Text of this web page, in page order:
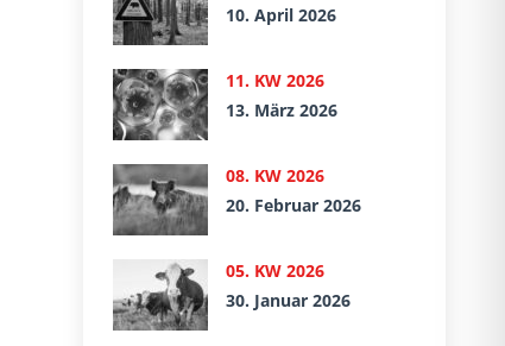
10. April 2026
11. KW 2026
13. März 2026
08. KW 2026
20. Februar 2026
05. KW 2026
30. Januar 2026